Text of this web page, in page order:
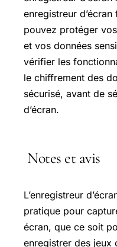
enregistreur
pouvez protéger
et vos données
vérifier les
le chiffrement des
sécurisé, avant de
d’écran.
Notes et avis
L’enregistreur
pratique pour
écran, que ce soit
enregistrer des jeux